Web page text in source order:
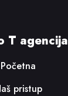
T agencija
Početna
pristup